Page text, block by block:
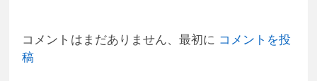
コメントはまだありません、最初に コメントを投
稿